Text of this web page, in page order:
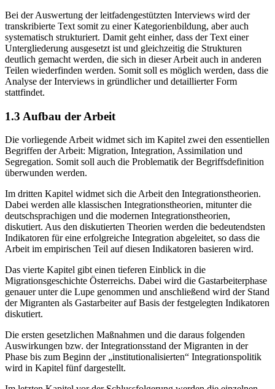
Bei der Auswertung der leitfadengestützten Interviews wird der
transkribierte Text somit zu einer Kategorienbildung, aber auch
systematisch strukturiert. Damit geht einher, dass der Text einer
Untergliederung ausgesetzt ist und gleichzeitig die Strukturen
deutlich gemacht werden, die sich in dieser Arbeit auch in anderen
Teilen wiederfinden werden. Somit soll es möglich werden, dass die
Analyse der Interviews in gründlicher und detaillierter Form
stattfindet.
1.3 Aufbau der Arbeit
Die vorliegende Arbeit widmet sich im Kapitel zwei den essentiellen
Begriffen der Arbeit: Migration, Integration, Assimilation und
Segregation. Somit soll auch die Problematik der Begriffsdefinition
überwunden werden.
Im dritten Kapitel widmet sich die Arbeit den Integrationstheorien.
Dabei werden alle klassischen Integrationstheorien, mitunter die
deutschsprachigen und die modernen Integrationstheorien,
diskutiert. Aus den diskutierten Theorien werden die bedeutendsten
Indikatoren für eine erfolgreiche Integration abgeleitet, so dass die
Arbeit im empirischen Teil auf diesen Indikatoren basieren wird.
Das vierte Kapitel gibt einen tieferen Einblick in die
Migrationsgeschichte Österreichs. Dabei wird die Gastarbeiterphase
genauer unter die Lupe genommen und anschließend wird der Stand
der Migranten als Gastarbeiter auf Basis der festgelegten Indikatoren
diskutiert.
Die ersten gesetzlichen Maßnahmen und die daraus folgenden
Auswirkungen bzw. der Integrationsstand der Migranten in der
Phase bis zum Beginn der „institutionalisierten“ Integrationspolitik
wird in Kapitel fünf dargestellt.